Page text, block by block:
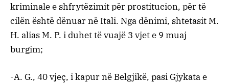
kriminale e shfrytëzimit për prostitucion, për të
cilën është dënuar në Itali. Nga dënimi, shtetasit M.
H. alias M. P. i duhet të vuajë 3 vjet e 9 muaj
burgim;
-A. G., 40 vjeç, i kapur në Belgjikë, pasi Gjykata e